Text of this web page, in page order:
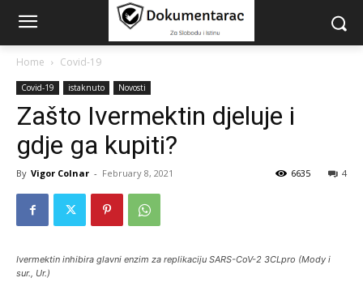
Home Covid-19
Covid-19 istaknuto Novosti
Zašto Ivermektin djeluje i
gdje ga kupiti?
By Vigor Colnar - February 8, 2021 4
6635
Ivermektin inhibira glavni enzim za replikaciju SARS-CoV-2 3CLpro (Mody i
sur., Ur.)